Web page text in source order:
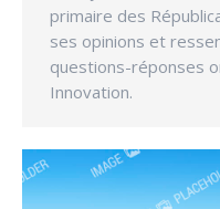
primaire des
ses opinions et
questions-réponses
Innovation.